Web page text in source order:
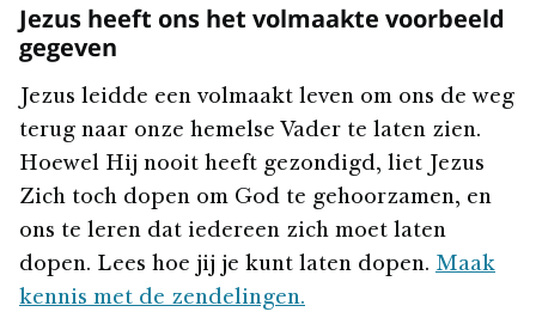
Jezus heeft ons het volmaakte voorbeeld
gegeven
Jezus leidde een volmaakt leven om ons de weg
terug naar onze hemelse Vader te laten zien.
Hoewel Hij nooit heeft gezondigd, liet Jezus
Zich toch dopen om God te gehoorzamen, en
ons te leren dat iedereen zich moet laten
dopen. Lees hoe jij je kunt laten dopen. Maak
kennis met de zendelingen.